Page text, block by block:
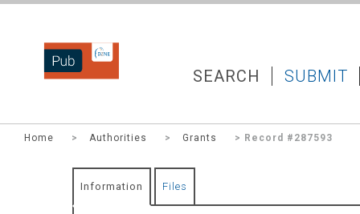
DZNEPUB SEARCH SUBMIT
Home > Authorities > Grants > Record #287593
Information Files